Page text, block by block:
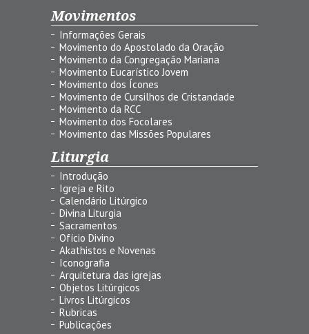
Movimentos
Informações Gerais
Movimento do Apostolado da Oração
Movimento da Congregação Mariana
Movimento Eucarístico Jovem
Movimento dos Ícones
Movimento de Cursilhos de Cristandade
Movimento da RCC
Movimento dos Focolares
Movimento das Missões Populares
Liturgia
Introdução
Igreja e Rito
Calendário Litúrgico
Divina Liturgia
Sacramentos
Ofício Divino
Akathistos e Novenas
Iconografia
Arquitetura das igrejas
Objetos Litúrgicos
Livros Litúrgicos
Rubricas
Publicações